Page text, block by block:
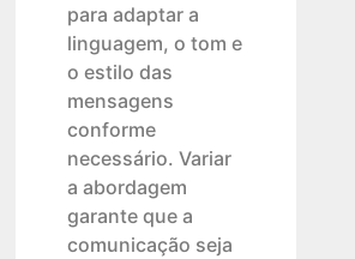
para adaptar a
linguagem, o tom e
o estilo das
mensagens
conforme
necessário. Variar
a abordagem
garante que a
comunicação seja